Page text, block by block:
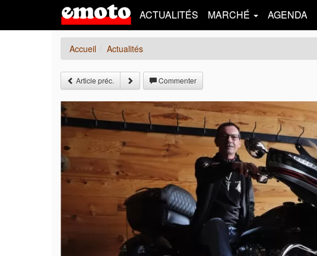
ACTUALITÉS MARCHÉ AGENDA
Accueil Actualités
Article préc. Commenter